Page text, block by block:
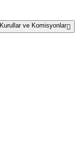
Kurullar ve Komisyonlar